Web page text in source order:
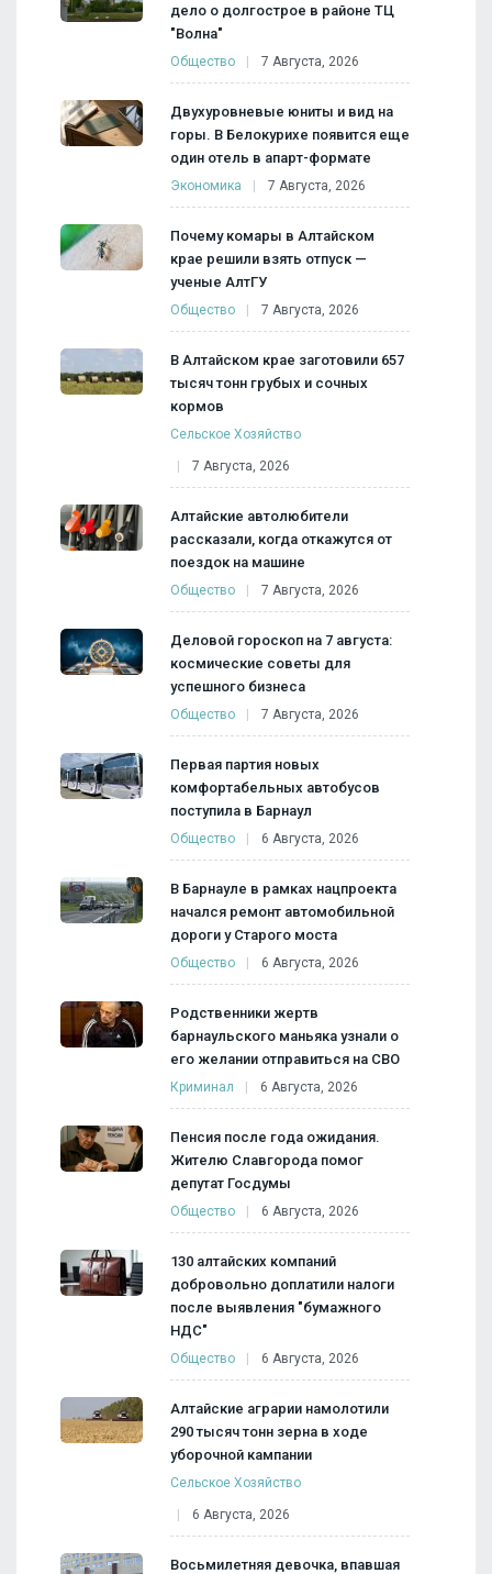
дело о долгострое в районе ТЦ
"Волна"
Общество 7 Августа, 2026
Двухуровневые юниты и вид на
горы. В Белокурихе появится еще
один отель в апарт-формате
Экономика 7 Августа, 2026
Почему комары в Алтайском
крае решили взять отпуск —
ученые АлтГУ
Общество 7 Августа, 2026
В Алтайском крае заготовили 657
тысяч тонн грубых и сочных
кормов
Сельское Хозяйство
7 Августа, 2026
Алтайские автолюбители
рассказали, когда откажутся от
поездок на машине
Общество 7 Августа, 2026
Деловой гороскоп на 7 августа:
космические советы для
успешного бизнеса
Общество 7 Августа, 2026
Первая партия новых
комфортабельных автобусов
поступила в Барнаул
Общество 6 Августа, 2026
В Барнауле в рамках нацпроекта
начался ремонт автомобильной
дороги у Старого моста
Общество 6 Августа, 2026
Родственники жертв
барнаульского маньяка узнали о
его желании отправиться на СВО
Криминал 6 Августа, 2026
Пенсия после года ожидания.
Жителю Славгорода помог
депутат Госдумы
Общество 6 Августа, 2026
130 алтайских компаний
добровольно доплатили налоги
после выявления "бумажного
НДС"
Общество 6 Августа, 2026
Алтайские аграрии намолотили
290 тысяч тонн зерна в ходе
уборочной кампании
Сельское Хозяйство
6 Августа, 2026
Восьмилетняя девочка, впавшая